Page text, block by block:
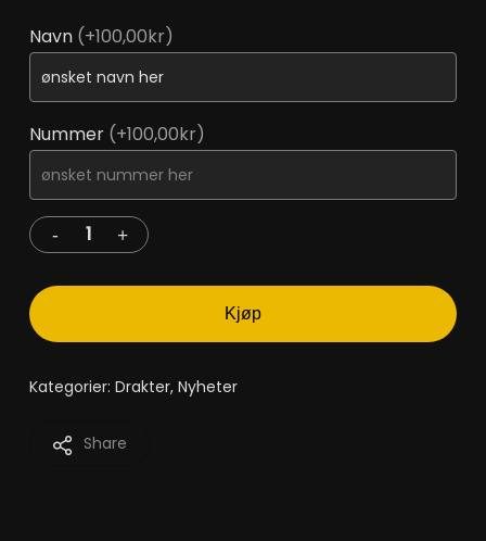
Navn (+100,00kr)
Nummer (+100,00kr)
Kjøp
Kategorier: Drakter, Nyheter
Share